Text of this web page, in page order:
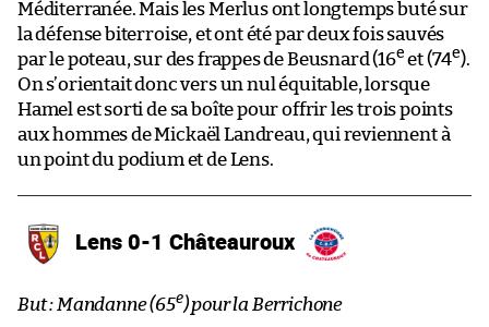
Méditerranée. Mais les Merlus ont longtemps buté sur
la défense biterroise, et ont été par deux fois sauvés
par le poteau, sur des frappes de Beusnard (16e et (74e).
On s’orientait donc vers un nul équitable, lorsque
Hamel est sorti de sa boîte pour offrir les trois points
aux hommes de Mickaël Landreau, qui reviennent à
un point du podium et de Lens.
Lens 0-1 Châteauroux
But : Mandanne (65e) pour la Berrichone